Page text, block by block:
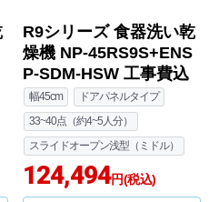
124,494 円(税込)
商品詳細はこちら
パナソニック
商品コード：NP-45RS9S-HSW-KJ